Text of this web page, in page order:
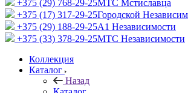
+375 (29) 768-29-25МТС Мстиславца
+375 (17) 317-29-25Городской
+375 (29) 188-29-25A1 Независимости
+375 (33) 378-29-25МТС Независимости
Коллекция
Каталог
Назад